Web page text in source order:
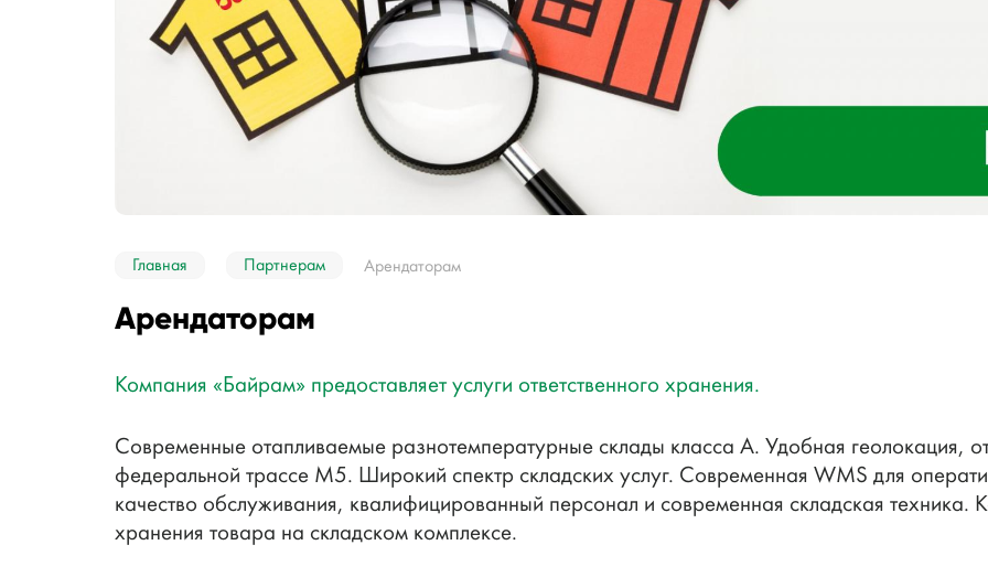
Главная Партнерам Арендаторам
Арендаторам
Компания «Байрам» предоставляет услуги ответственного хранения.
Современные отапливаемые разнотемпературные склады класса А. Удобная геолокация,
федеральной трассе М5. Широкий спектр складских услуг. Современная WMS для
качество обслуживания, квалифицированный персонал и современная складская техника.
хранения товара на складском комплексе.